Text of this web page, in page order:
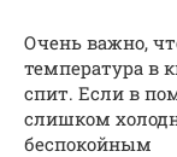
Очень важно,
температура в
спит. Если в
слишком
беспокойным